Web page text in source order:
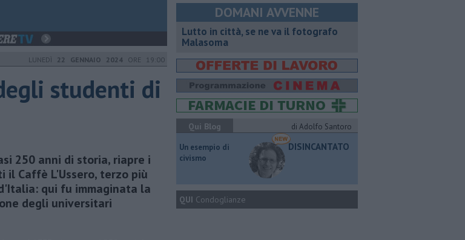
LUNEDÌ 22 GENNAIO 2024 ORE 19:00
studenti di
250 anni di storia, riapre i
il Caffè L'Ussero, terzo più
qui fu immaginata la
degli universitari
DOMANI AVVENNE
Lutto in città, se ne va il fotografo
Malasoma
Qui Blog
di Adolfo Santoro
​Un esempio di
civismo
DISINCANTATO
QUI Condoglianze